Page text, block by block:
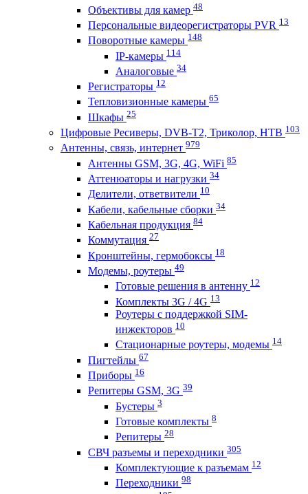
Объективы для камер 48
Персональные видеорегистраторы PVR 13
Поворотные камеры 148
IP-камеры 114
Аналоговые 34
Регистраторы 12
Тепловизионные камеры 65
Шкафы 25
Цифровые Ресиверы, DVB-T2, Триколор, НТВ 103
Антенны, связь, интернет 979
Антенны GSM, 3G, 4G, WiFi 85
Аттенюаторы и нагрузки 34
Делители, ответвители 10
Кабели, кабельные сборки 34
Кабельная продукция 84
Коммутация 27
Кронштейны, гермобоксы 18
Модемы, роутеры 49
Готовые решения в антенну 12
Комплекты 3G / 4G 13
Роутеры с поддержкой SIM-
инжекторов 10
Стационарные роутеры, модемы 14
Пигтейлы 67
Приборы 16
Репитеры GSM, 3G 39
Бустеры 3
Готовые комплекты 8
Репитеры 28
СВЧ разъемы и переходники 305
Комплектующие к разъемам 12
Переходники 98